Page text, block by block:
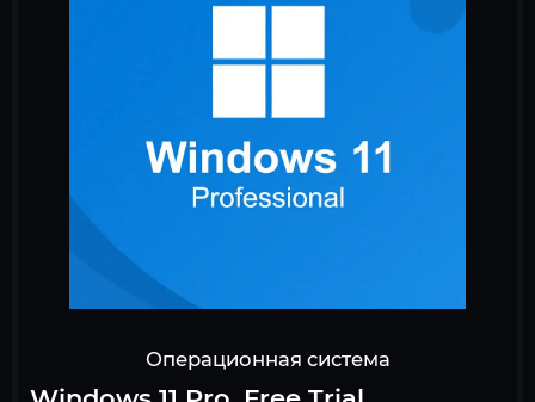
Операционная система